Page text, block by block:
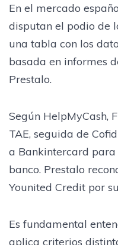
En el mercado
disputan el podio de
una tabla con los
basada en informes
Prestalo.
Según HelpMyCash,
TAE, seguida de
a Bankintercard
banco. Prestalo
Younited Credit por
Es fundamental
aplica criterios